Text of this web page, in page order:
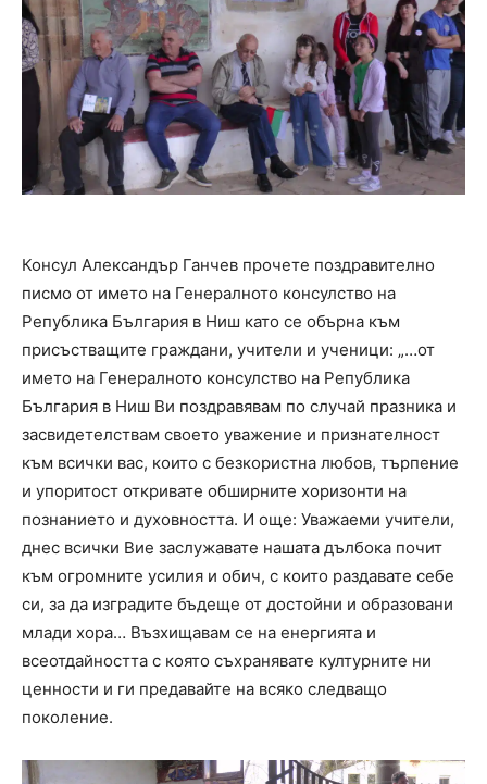
Консул Александър Ганчев прочете поздравително
писмо от името на Генералното консулство на
Република България в Ниш като се обърна към
присъстващите граждани, учители и ученици: „…от
името на Генералното консулство на Република
България в Ниш Ви поздравявам по случай празника и
засвидетелствам своето уважение и признателност
към всички вас, които с безкористна любов, търпение
и упоритост откривате обширните хоризонти на
познанието и духовността. И още: Уважаеми учители,
днес всички Вие заслужавате нашата дълбока почит
към огромните усилия и обич, с които раздавате себе
си, за да изградите бъдеще от достойни и образовани
млади хора… Възхищавам се на енергията и
всеотдайността с която съхранявате културните ни
ценности и ги предавайте на всяко следващо
поколение.